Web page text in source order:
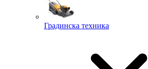
Градинска техника